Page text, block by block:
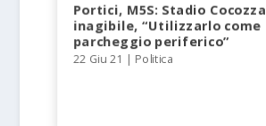
Portici, M5S: Stadio Cocozza
inagibile, “Utilizzarlo come
parcheggio periferico”
22 Giu 21 | Politica